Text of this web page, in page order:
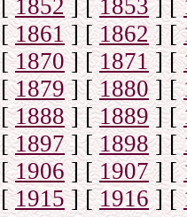
[1852] [1853] [
[1861] [1862] [
[1870] [1871] [
[1879] [1880] [
[1888] [1889] [
[1897] [1898] [
[1906 ] [1907] [
[1915] [1916] [